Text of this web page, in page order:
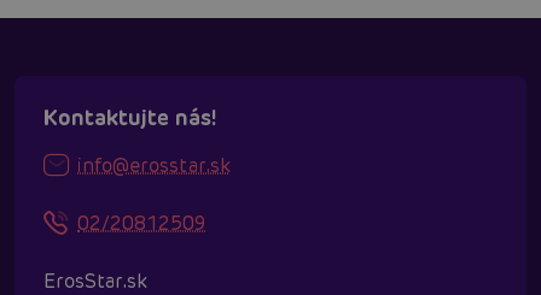
Kontaktujte nás!
info@erosstar.sk
02/20812509
ErosStar.sk